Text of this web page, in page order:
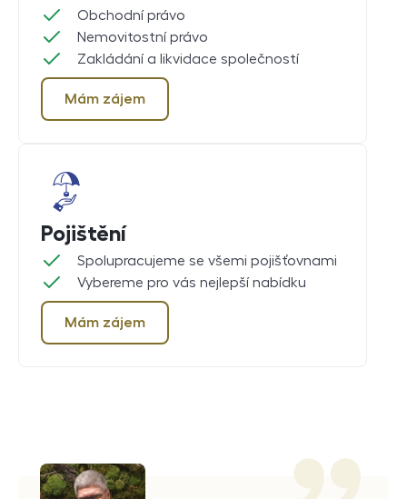
Obchodní právo
Nemovitostní právo
Zakládání a likvidace společností
Mám zájem
Pojištění
Spolupracujeme se všemi pojišťovnami
Vybereme pro vás nejlepší nabídku
Mám zájem
Reference